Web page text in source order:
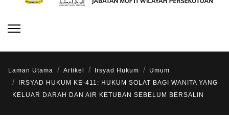
Laman Utama Artikel Irsyad Hukum
Umum
IRSYAD HUKUM KE-411: HUKUM SOLAT BAGI WANITA YANG
KELUAR DARAH DAN AIR KETUBAN SEBELUM BERSALIN